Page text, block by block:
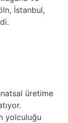
İstanbul,
üretime
yolculuğu